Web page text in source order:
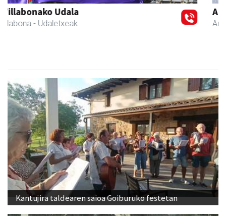
Amasa kafetegia
Amasa-Villabona - Gozotegiak
Kantujira taldearen saioa Goiburuko festetan